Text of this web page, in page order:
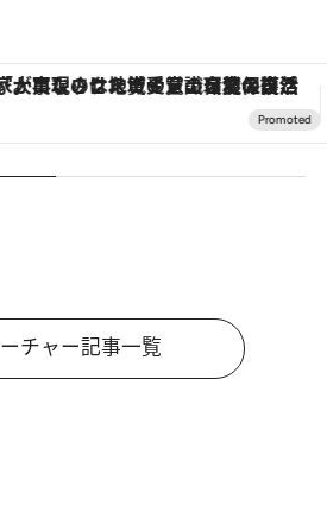
「大事なのは地域の意識を変えること」。ロレックス賞受賞の自然保護活動家が実現させたナイジェリアの自然環境の復活 【銀座で出合う最旬美容】美髪ケアや上質
チャー記事一覧